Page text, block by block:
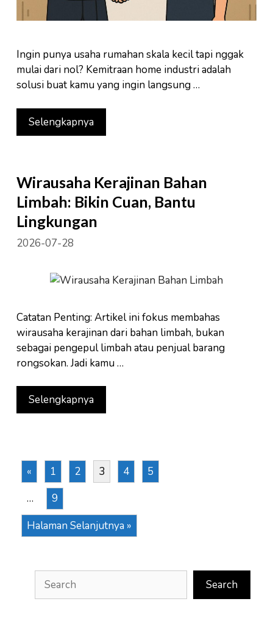
Ingin punya usaha rumahan skala kecil tapi nggak
mulai dari nol? Kemitraan home industri adalah
solusi buat kamu yang ingin langsung …
Selengkapnya
Wirausaha Kerajinan Bahan
Limbah: Bikin Cuan, Bantu
Lingkungan
2026-07-28
Catatan Penting: Artikel ini fokus membahas
wirausaha kerajinan dari bahan limbah, bukan
sebagai pengepul limbah atau penjual barang
rongsokan. Jadi kamu …
Selengkapnya
« 1 2 3 4
5
…
9
Halaman Selanjutnya »
Search
Search